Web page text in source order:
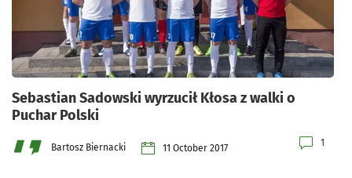
Sebastian Sadowski wyrzucił Kłosa z walki o
Puchar Polski
Bartosz Biernacki 11 October 2017 1